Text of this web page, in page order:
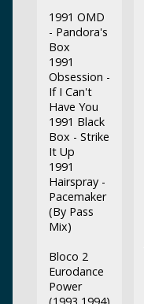
1991 OMD
- Pandora's
Box
1991
Obsession -
If I Can't
Have You
1991 Black
Box - Strike
It Up
1991
Hairspray -
Pacemaker
(By Pass
Mix)
Bloco 2
Eurodance
Power